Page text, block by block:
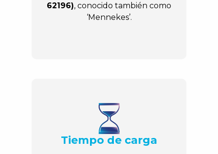
62196), conocido también como
‘Mennekes’.
Tiempo de carga